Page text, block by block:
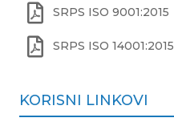
 SRPS ISO 9001:2015
 SRPS ISO 14001:2015
KORISNI LINKOVI